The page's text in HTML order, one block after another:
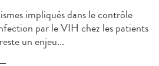
impliqués dans le contrôle
par le VIH chez les patients
un enjeu...